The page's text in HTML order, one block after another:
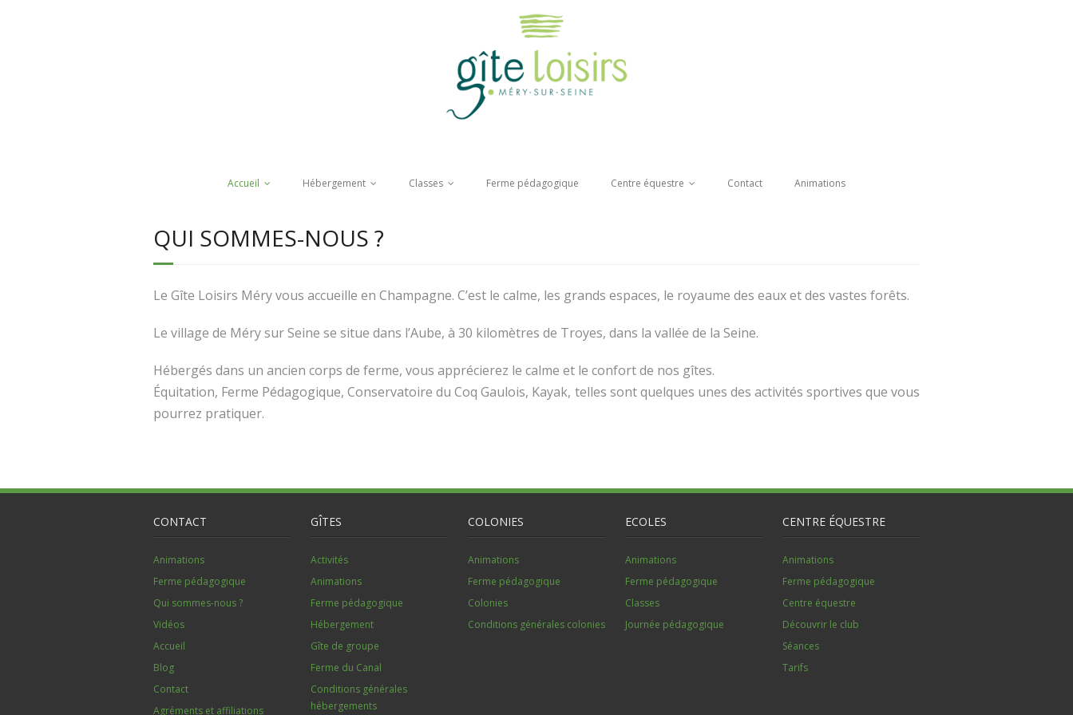
Accueil Hébergement Classes Ferme pédagogique Centre équestre Contact Animations
QUI SOMMES-NOUS ?
Le Gîte Loisirs Méry vous accueille en Champagne. C’est le calme, les grands espaces, le royaume des eaux et des vastes forêts.
Le village de Méry sur Seine se situe dans l’Aube, à 30 kilomètres de Troyes, dans la vallée de la Seine.
Hébergés dans un ancien corps de ferme, vous apprécierez le calme et le confort de nos gîtes.
Équitation, Ferme Pédagogique, Conservatoire du Coq Gaulois, Kayak, telles sont quelques unes des activités sportives que vous
pourrez pratiquer.
CONTACT
Animations
Ferme pédagogique
Qui sommes-nous ?
Vidéos
Accueil
Blog
Contact
Agréments et affiliations
GÎTES
Activités
Animations
Ferme pédagogique
Hébergement
Gîte de groupe
Ferme du Canal
Conditions générales
hébergements
COLONIES
Animations
Ferme pédagogique
Colonies
Conditions générales colonies
ECOLES
Animations
Ferme pédagogique
Classes
Journée pédagogique
CENTRE ÉQUESTRE
Animations
Ferme pédagogique
Centre équestre
Découvrir le club
Séances
Tarifs